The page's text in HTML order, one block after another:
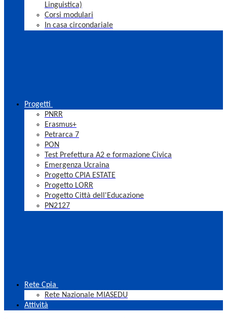
Linguistica)
Corsi modulari
In casa circondariale
Progetti
PNRR
Erasmus+
Petrarca 7
PON
Test Prefettura A2 e formazione Civica
Emergenza Ucraina
Progetto CPIA ESTATE
Progetto LORR
Progetto Città dell'Educazione
PN2127
Rete Cpia
Rete Nazionale MIASEDU
Attività